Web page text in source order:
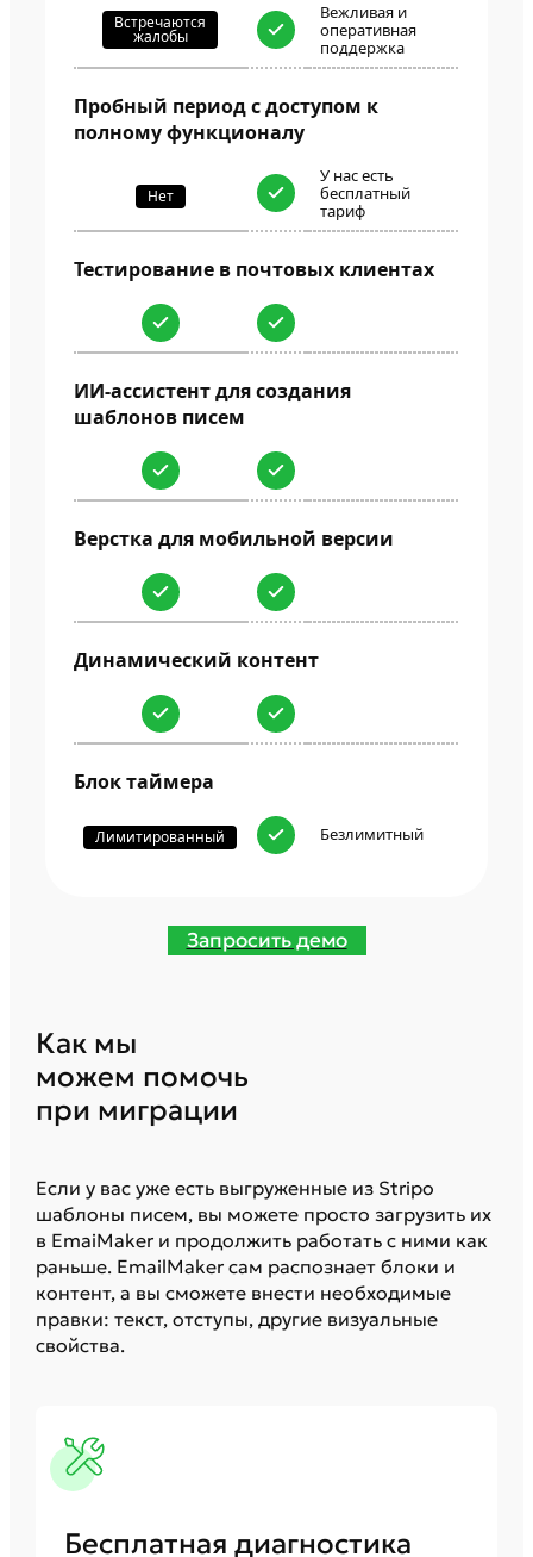
Встречаются
жалобы
Вежливая и
оперативная
поддержка
Пробный период с доступом к
полному функционалу
Нет
У нас есть
бесплатный
тариф
Тестирование в почтовых клиентах
ИИ-ассистент для создания
шаблонов писем
Верстка для мобильной версии
Динамический контент
Блок таймера
Лимитированный Безлимитный
Запросить демо
Как мы
можем помочь
при миграции
Если у вас уже есть выгруженные из Stripo
шаблоны писем, вы можете просто загрузить их
в EmaiMaker и продолжить работать с ними как
раньше. EmailMaker сам распознает блоки и
контент, а вы сможете внести необходимые
правки: текст, отступы, другие визуальные
свойства.
Бесплатная диагностика